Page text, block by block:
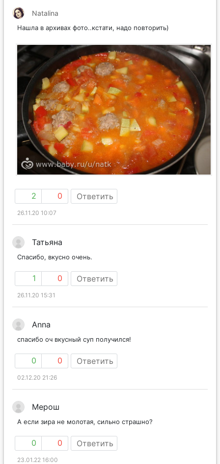
Natalina
Нашла в архивах фото..кстати, надо повторить)
2 0 Ответить
26.11.20 10:07
Татьяна
Спасибо, вкусно очень.
1 0 Ответить
26.11.20 15:31
Anna
спасибо оч вкусный суп получился!
0 0 Ответить
02.12.20 21:26
Мерош
А если зира не молотая, сильно страшно?
0 0 Ответить
23.01.22 16:00